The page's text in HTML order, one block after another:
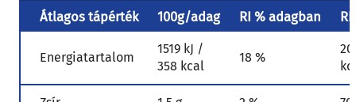
Átlagos tápérték 100g/adag RI % adagban
Energiatartalom
1519 kJ /
358 kcal
18 %